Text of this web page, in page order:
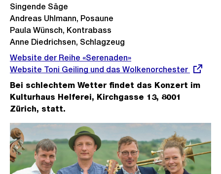
Singende Säge
Andreas Uhlmann, Posaune
Paula Wünsch, Kontrabass
Anne Diedrichsen, Schlagzeug
Website der Reihe «Serenaden»
Externer
Link:
Website Toni Geiling und das Wolkenorchester
Bei schlechtem Wetter findet das Konzert im
Kulturhaus Helferei, Kirchgasse 13, 8001
Zürich, statt.